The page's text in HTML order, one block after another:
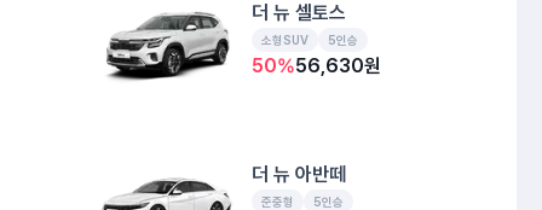
더 뉴 셀토스
소형SUV 5인승
50%56,630원
더 뉴 아반떼
준중형 5인승